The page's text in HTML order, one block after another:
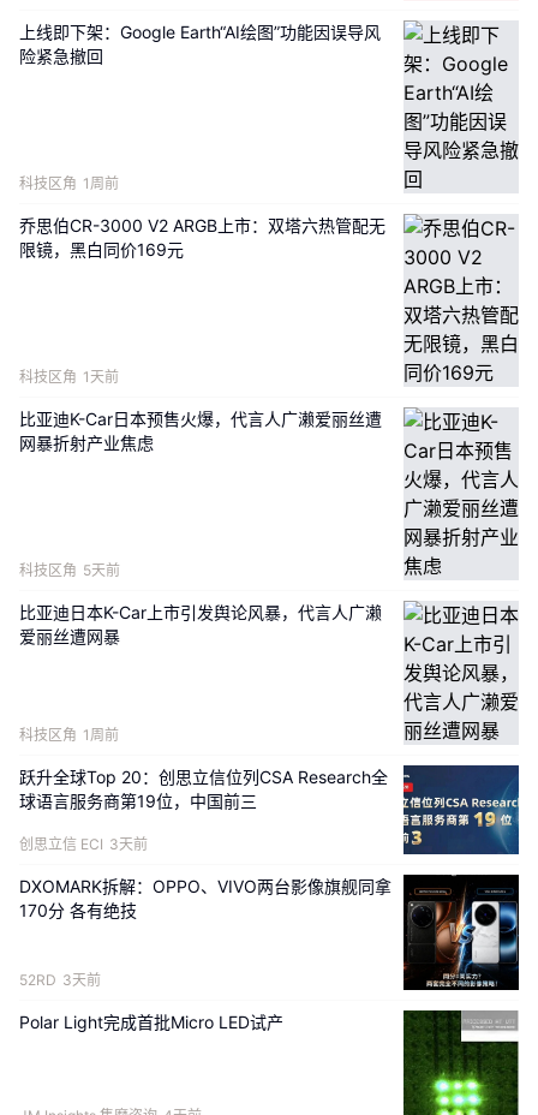
么介入的？长程任务的解决思路等。
不讲泛泛综述，关注复现、创新点、论文创作等。内容覆盖
成果物为一篇完整初稿，项目经验可以直接写简历。
没有老师带，想入门具身的同学，欢迎来聊～
这门课程的目标不是“再讲一遍论文”，而是：
从idea到初稿的论文写作全流程
少踩坑，把“别人半年踩的雷”压缩到数周
课程的目的是辅导机器人基础大模型方向的同学快速
展开科研，形成论文～
课程大纲
第 1 讲 具身智能的挑战与 Foundation Model 范式
上线即下架：Google Earth“AI绘图”功能因误导风
险紧急撤回
科技区角 1周前
乔思伯CR-3000 V2 ARGB上市：双塔六热管配无
限镜，黑白同价169元
科技区角 1天前
比亚迪K-Car日本预售火爆，代言人广濑爱丽丝遭
网暴折射产业焦虑
科技区角 5天前
比亚迪日本K-Car上市引发舆论风暴，代言人广濑
爱丽丝遭网暴
科技区角 1周前
跃升全球Top 20：创思立信位列CSA Research全
球语言服务商第19位，中国前三
创思立信 ECI 3天前
DXOMARK拆解：OPPO、VIVO两台影像旗舰同拿
170分 各有绝技
52RD 3天前
Polar Light完成首批Micro LED试产